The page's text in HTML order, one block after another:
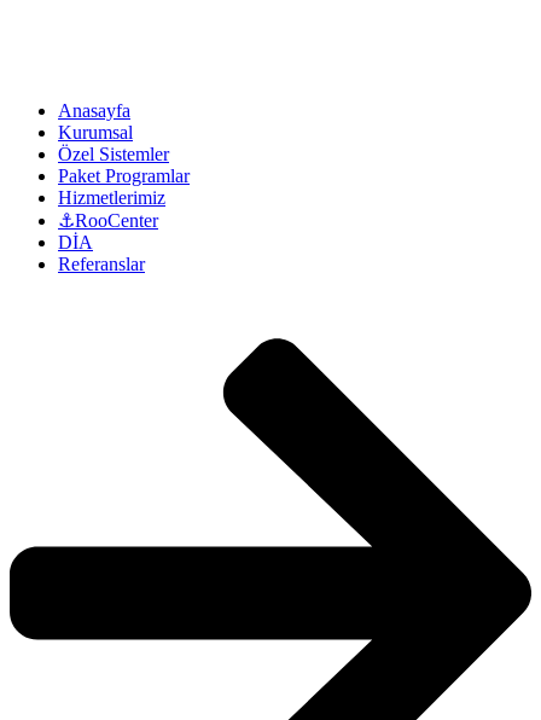
Anasayfa
Kurumsal
Özel Sistemler
Paket Programlar
Hizmetlerimiz
⚓RooCenter
DİA
Referanslar